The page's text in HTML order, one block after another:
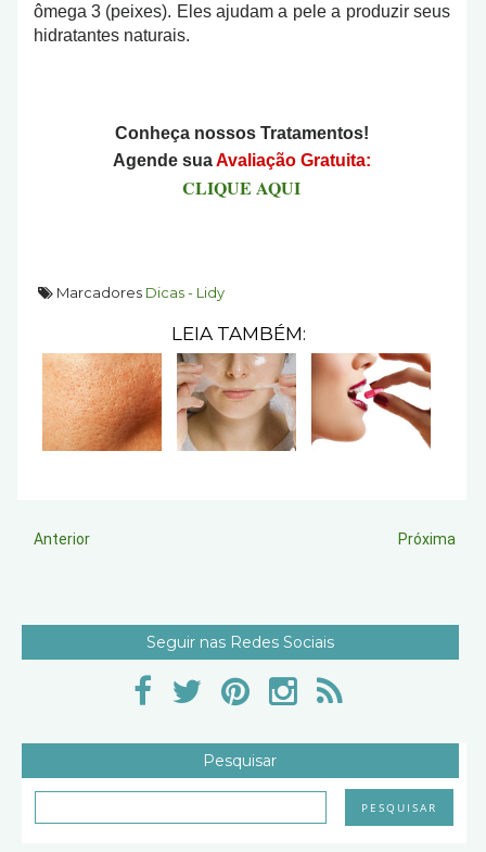
ômega 3 (peixes). Eles ajudam a pele a produzir seus
hidratantes naturais.
Conheça nossos Tratamentos!
Agende suaAvaliação Gratuita:
CLIQUE AQUI
Marcadores Dicas - Lidy
LEIA TAMBÉM:
Anterior Próxima
Seguir nas Redes Sociais
Pesquisar